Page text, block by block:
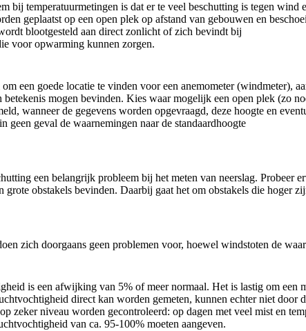
bij temperatuurmetingen is dat er te veel beschutting is tegen wind
geplaatst op een open plek op afstand van gebouwen en
blootgesteld aan direct zonlicht of zich bevindt bij
voor opwarming kunnen zorgen.
een goede locatie te vinden voor een anemometer (windmeter),
mogen bevinden. Kies waar mogelijk een open plek (zo
wanneer de gegevens worden opgevraagd, deze hoogte en
geen geval de waarnemingen naar de standaardhoogte
een belangrijk probleem bij het meten van neerslag. Probeer
grote obstakels bevinden. Daarbij gaat het om obstakels die hoger
zich doorgaans geen problemen voor, hoewel windstoten de
is een afwijking van 5% of meer normaal. Het is lastig om een
direct kan worden gemeten, kunnen echter niet door
zeker niveau worden gecontroleerd: op dagen met veel mist en
van ca. 95-100% moeten aangeven.